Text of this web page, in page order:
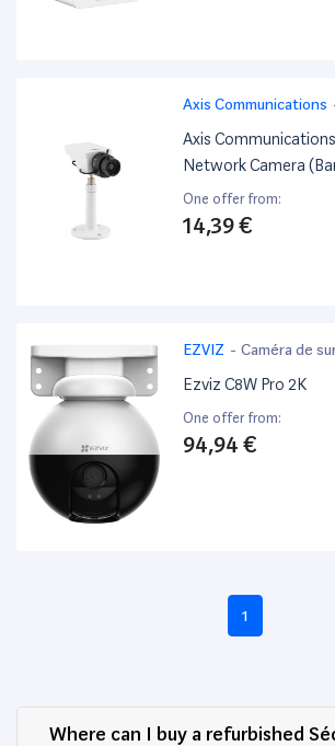
Axis Communications
surveillance
Axis Communications
Network Camera
De Surveillance
Lentille) - Inviolable -
One offer from:
14,39 €
EZVIZ - Caméra de
Ezviz C8W Pro 2K
One offer from:
94,94 €
1
Where can I buy a refurbished